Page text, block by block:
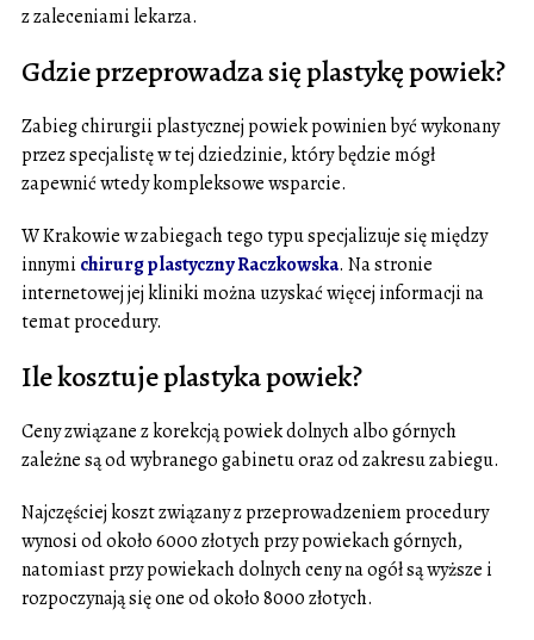
z zaleceniami lekarza.
Gdzie przeprowadza się plastykę powiek?
Zabieg chirurgii plastycznej powiek powinien być wykonany
przez specjalistę w tej dziedzinie, który będzie mógł
zapewnić wtedy kompleksowe wsparcie.
W Krakowie w zabiegach tego typu specjalizuje się między
innymi chirurg plastyczny Raczkowska. Na stronie
internetowej jej kliniki można uzyskać więcej informacji na
temat procedury.
Ile kosztuje plastyka powiek?
Ceny związane z korekcją powiek dolnych albo górnych
zależne są od wybranego gabinetu oraz od zakresu zabiegu.
Najczęściej koszt związany z przeprowadzeniem procedury
wynosi od około 6000 złotych przy powiekach górnych,
natomiast przy powiekach dolnych ceny na ogół są wyższe i
rozpoczynają się one od około 8000 złotych.